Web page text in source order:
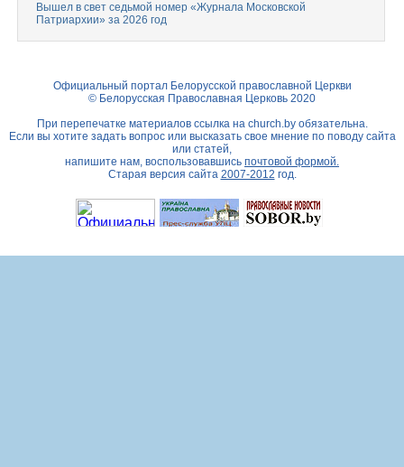
Вышел в свет седьмой номер «Журнала Московской
Патриархии» за 2026 год
Официальный портал Белорусской православной Церкви
© Белорусская Православная Церковь 2020
При перепечатке материалов ссылка на church.byобязательна.
Если вы хотите задать вопрос или высказать свое мнение по поводу сайта
или статей,
напишите нам, воспользовавшись почтовой формой.
Старая версия сайта 2007-2012 год.